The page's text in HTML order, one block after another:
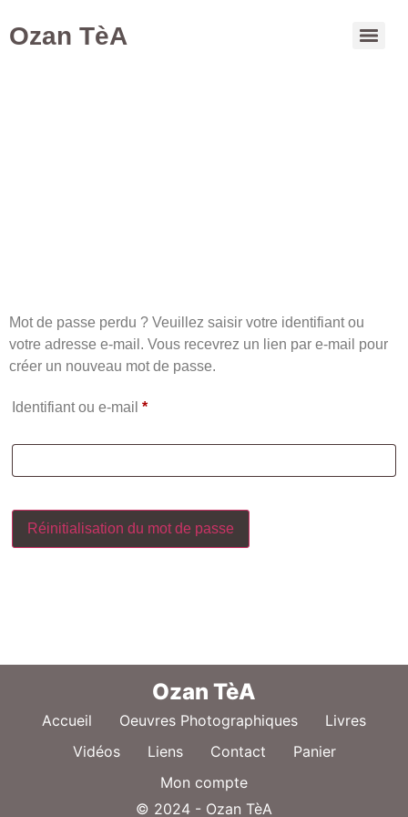
Ozan TèA
Mot de passe perdu ? Veuillez saisir votre identifiant ou
votre adresse e-mail. Vous recevrez un lien par e-mail pour
créer un nouveau mot de passe.
Identifiant ou e-mail *
Réinitialisation du mot de passe
Ozan TèA
Accueil Oeuvres Photographiques
Livres
Vidéos
Liens Contact
Panier
Mon compte
© 2024 - Ozan TèA